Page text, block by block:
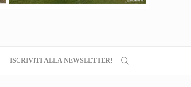
ISCRIVITI ALLA NEWSLETTER!